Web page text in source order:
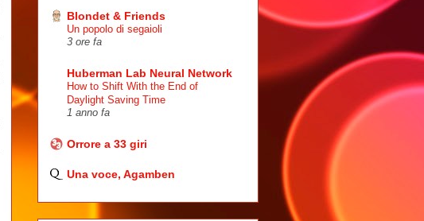
Blondet & Friends
Un popolo di segaioli
3 ore fa
Huberman Lab Neural Network
How to Shift With the End of
Daylight Saving Time
1 anno fa
Orrore a 33 giri
Una voce, Agamben